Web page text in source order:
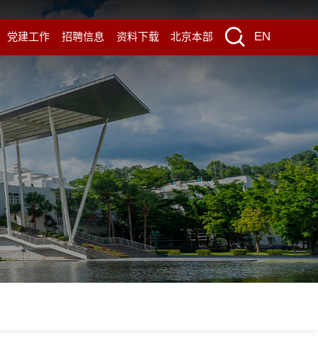
党建工作 招聘信息 资料下载 北京本部 EN